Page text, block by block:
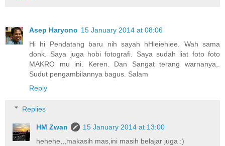
Asep Haryono 15 January 2014 at 08:06
Hi hi Pendatang baru nih sayah hHieiehiee. Wah sama
donk. Saya juga hobi fotografi. Saya sudah liat foto foto
MAKRO mu ini. Keren. Dan Sangat terang warnanya,.
Sudut pengambilannya bagus. Salam
Reply
Replies
HM Zwan
15 January 2014 at 13:00
hehehe,,,makasih mas,ini masih belajar juga :)